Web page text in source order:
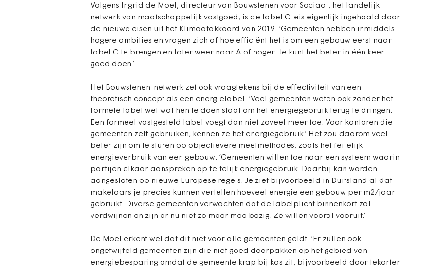
Volgens Ingrid de Moel, directeur van Bouwstenen voor Sociaal, het landelijk
netwerk van maatschappelijk vastgoed, is de label C-eis eigenlijk ingehaald door
de nieuwe eisen uit het Klimaatakkoord van 2019. ‘Gemeenten hebben inmiddels
hogere ambities en vragen zich af hoe efficiënt het is om een gebouw eerst naar
label C te brengen en later weer naar A of hoger. Je kunt het beter in één keer
goed doen.’
Het Bouwstenen-netwerk zet ook vraagtekens bij de effectiviteit van een
theoretisch concept als een energielabel. ‘Veel gemeenten weten ook zonder het
formele label wel wat hen te doen staat om het energiegebruik terug te dringen.
Een formeel vastgesteld label voegt dan niet zoveel meer toe. Voor kantoren die
gemeenten zelf gebruiken, kennen ze het energiegebruik.’ Het zou daarom veel
beter zijn om te sturen op objectievere meetmethodes, zoals het feitelijk
energieverbruik van een gebouw. ‘Gemeenten willen toe naar een systeem waarin
partijen elkaar aanspreken op feitelijk energiegebruik. Daarbij kan worden
aangesloten op nieuwe Europese regels. Je ziet bijvoorbeeld in Duitsland al dat
makelaars je precies kunnen vertellen hoeveel energie een gebouw per m2/jaar
gebruikt. Diverse gemeenten verwachten dat de labelplicht binnenkort zal
verdwijnen en zijn er nu niet zo meer mee bezig. Ze willen vooral vooruit.’
De Moel erkent wel dat dit niet voor alle gemeenten geldt. ‘Er zullen ook
ongetwijfeld gemeenten zijn die niet goed doorpakken op het gebied van
energiebesparing omdat de gemeente krap bij kas zit, bijvoorbeeld door tekorten